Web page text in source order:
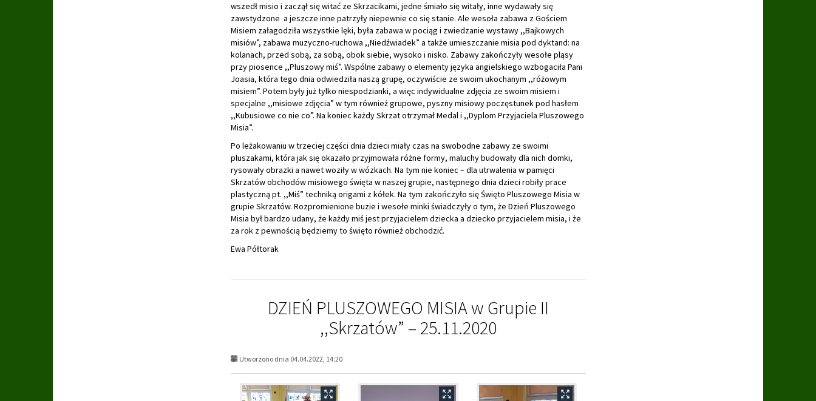
wszedł misio i zaczął się witać ze Skrzacikami, jedne śmiało się witały, inne wydawały się
zawstydzone a jeszcze inne patrzyły niepewnie co się stanie. Ale wesoła zabawa z Gościem
Misiem załagodziła wszystkie lęki, była zabawa w pociąg i zwiedzanie wystawy ,,Bajkowych
misiów”, zabawa muzyczno-ruchowa ,,Niedźwiadek” a także umieszczanie misia pod dyktand: na
kolanach, przed sobą, za sobą, obok siebie, wysoko i nisko. Zabawy zakończyły wesołe pląsy
przy piosence ,,Pluszowy miś”. Wspólne zabawy o elementy języka angielskiego wzbogaciła Pani
Joasia, która tego dnia odwiedziła naszą grupę, oczywiście ze swoim ukochanym ,,różowym
misiem”. Potem były już tylko niespodzianki, a więc indywidualne zdjęcia ze swoim misiem i
specjalne ,,misiowe zdjęcia” w tym również grupowe, pyszny misiowy poczęstunek pod hasłem
,,Kubusiowe co nie co”. Na koniec każdy Skrzat otrzymał Medal i ,,Dyplom Przyjaciela Pluszowego
Misia”.
Po leżakowaniu w trzeciej części dnia dzieci miały czas na swobodne zabawy ze swoimi
pluszakami, która jak się okazało przyjmowała różne formy, maluchy budowały dla nich domki,
rysowały obrazki a nawet woziły w wózkach. Na tym nie koniec – dla utrwalenia w pamięci
Skrzatów obchodów misiowego święta w naszej grupie, następnego dnia dzieci robiły prace
plastyczną pt. ,,Miś” techniką origami z kółek. Na tym zakończyło się Święto Pluszowego Misia w
grupie Skrzatów. Rozpromienione buzie i wesołe minki świadczyły o tym, że Dzień Pluszowego
Misia był bardzo udany, że każdy miś jest przyjacielem dziecka a dziecko przyjacielem misia, i że
za rok z pewnością będziemy to święto również obchodzić.
Ewa Półtorak
DZIEŃ PLUSZOWEGO MISIA w Grupie II
,,Skrzatów” – 25.11.2020
Utworzono dnia 04.04.2022, 14:20